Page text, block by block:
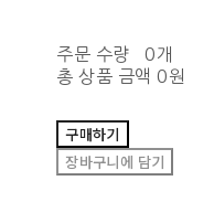
주문 수량
0개
총 상품 금액 0원
구매하기
장바구니에 담기